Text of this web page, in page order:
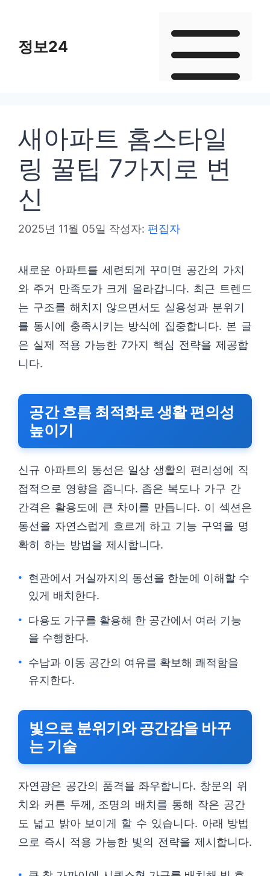
정보24
새아파트 홈스타일
링 꿀팁 7가지로 변
신
2025년 11월 05일 작성자: 편집자
새로운 아파트를 세련되게 꾸미면 공간의 가치
와 주거 만족도가 크게 올라갑니다. 최근 트렌드
는 구조를 해치지 않으면서도 실용성과 분위기
를 동시에 충족시키는 방식에 집중합니다. 본 글
은 실제 적용 가능한 7가지 핵심 전략을 제공합
니다.
공간 흐름 최적화로 생활 편의성
높이기
신규 아파트의 동선은 일상 생활의 편리성에 직
접적으로 영향을 줍니다. 좁은 복도나 가구 간
간격은 활용도에 큰 차이를 만듭니다. 이 섹션은
동선을 자연스럽게 흐르게 하고 기능 구역을 명
확히 하는 방법을 제시합니다.
현관에서 거실까지의 동선을 한눈에 이해할 수
있게 배치한다.
다용도 가구를 활용해 한 공간에서 여러 기능
을 수행한다.
수납과 이동 공간의 여유를 확보해 쾌적함을
유지한다.
빛으로 분위기와 공간감을 바꾸
는 기술
자연광은 공간의 품격을 좌우합니다. 창문의 위
치와 커튼 두께, 조명의 배치를 통해 작은 공간
도 넓고 밝아 보이게 할 수 있습니다. 아래 방법
으로 즉시 적용 가능한 빛의 전략을 제시합니다.